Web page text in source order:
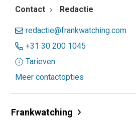
Contact Redactie
redactie@frankwatching.com
+31 30 200 1045
Tarieven
Meer contactopties
Frankwatching